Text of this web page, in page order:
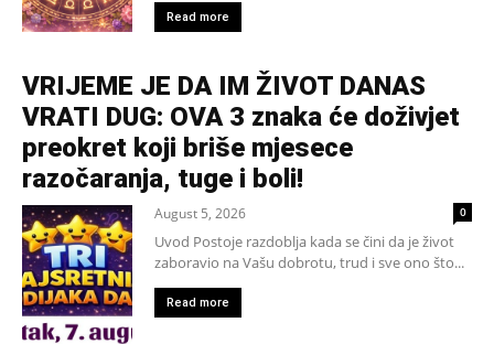
Read more
VRIJEME JE DA IM ŽIVOT DANAS
VRATI DUG: OVA 3 znaka će doživjet
preokret koji briše mjesece
razočaranja, tuge i boli!
August 5, 2026 0
Uvod Postoje razdoblja kada se čini da je život
zaboravio na Vašu dobrotu, trud i sve ono što...
Read more